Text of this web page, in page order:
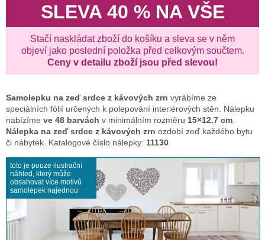
SLEVA 40 % NA VŠE
Stačí naskládat zboží do košíku a sleva se v něm
objeví jako poslední položka před celkovým součtem.
Ceny v detailu zboží jsou před slevou!
Samolepku na zeď srdce z kávových zrn vyrábíme ze
speciálních fólií určených k polepování interiérových stěn. Nálepku
nabízíme ve 48 barvách v minimálním rozměru 15×12.7 cm
Nálepka na zeď srdce z kávových zrn ozdobí zeď každého bytu
či nábytek. Katalogové číslo nálepky: 11130
toto je pouze ilustrační
náhled, který může
obsahovat více motivů
samolepek najednou